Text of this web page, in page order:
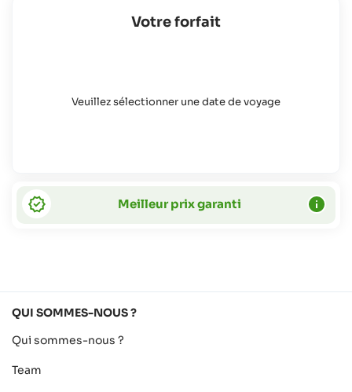
Votre forfait
Veuillez sélectionner une date de voyage
Meilleur prix garanti
QUI SOMMES-NOUS ?
Qui sommes-nous ?
Team